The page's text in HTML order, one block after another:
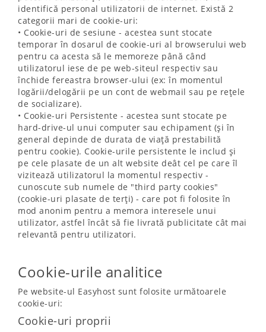
identifică personal utilizatorii de internet. Există 2
categorii mari de cookie-uri:
• Cookie-uri de sesiune - acestea sunt stocate
temporar în dosarul de cookie-uri al browserului web
pentru ca acesta să le memoreze până când
utilizatorul iese de pe web-siteul respectiv sau
închide fereastra browser-ului (ex: în momentul
logării/delogării pe un cont de webmail sau pe rețele
de socializare).
• Cookie-uri Persistente - acestea sunt stocate pe
hard-drive-ul unui computer sau echipament (și în
general depinde de durata de viață prestabilită
pentru cookie). Cookie-urile persistente le includ și
pe cele plasate de un alt website deât cel pe care îl
vizitează utilizatorul la momentul respectiv -
cunoscute sub numele de "third party cookies"
(cookie-uri plasate de terți) - care pot fi folosite în
mod anonim pentru a memora interesele unui
utilizator, astfel încât să fie livrată publicitate cât mai
relevantă pentru utilizatori.
Cookie-urile analitice
Pe website-ul Easyhost sunt folosite următoarele
cookie-uri:
Cookie-uri proprii